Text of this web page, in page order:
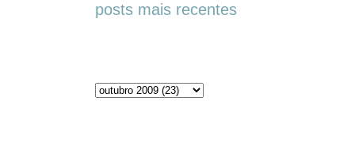
posts mais recentes